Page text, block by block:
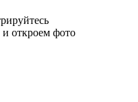
откроем фото